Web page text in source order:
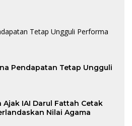
Pendapatan Tetap Ungguli
Ajak IAI Darul Fattah Cetak
Nilai Agama